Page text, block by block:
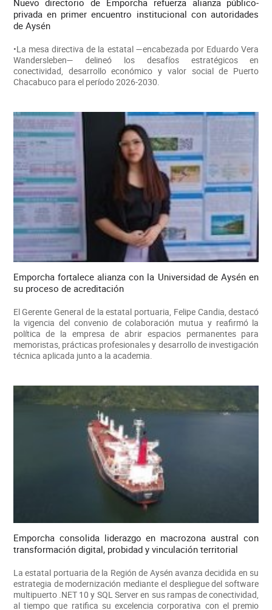
Nuevo directorio de Emporcha refuerza alianza público-
privada en primer encuentro institucional con autoridades
de Aysén
•La mesa directiva de la estatal —encabezada por Eduardo Vera
Wandersleben— delineó los desafíos estratégicos en
conectividad, desarrollo económico y valor social de Puerto
Chacabuco para el período 2026-2030.
Emporcha fortalece alianza con la Universidad de Aysén en
su proceso de acreditación
El Gerente General de la estatal portuaria, Felipe Candia, destacó
la vigencia del convenio de colaboración mutua y reafirmó la
política de la empresa de abrir espacios permanentes para
memoristas, prácticas profesionales y desarrollo de investigación
técnica aplicada junto a la academia.
Emporcha consolida liderazgo en macrozona austral con
transformación digital, probidad y vinculación territorial
La estatal portuaria de la Región de Aysén avanza decidida en su
estrategia de modernización mediante el despliegue del software
multipuerto .NET 10 y SQL Server en sus rampas de conectividad,
al tiempo que ratifica su excelencia corporativa con el premio